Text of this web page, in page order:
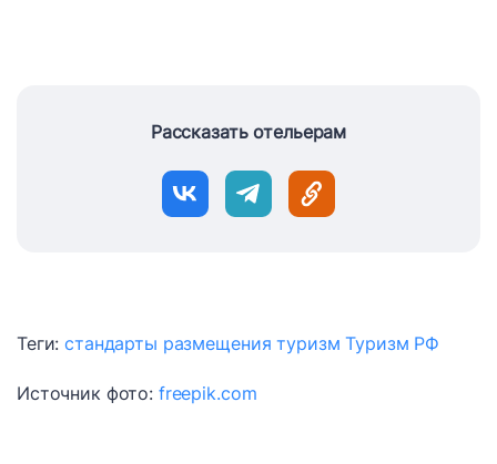
Рассказать отельерам
Теги:стандарты размещениятуризмТуризм РФ
Источник фото: freepik.com